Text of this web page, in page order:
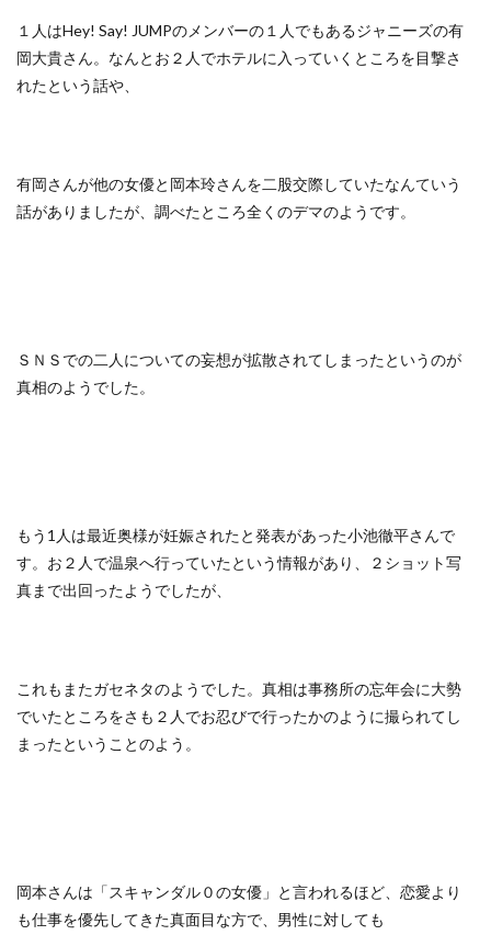
１人はHey! Say! JUMPのメンバーの１人でもあるジャニーズの有
岡大貴さん。なんとお２人でホテルに入っていくところを目撃さ
れたという話や、
有岡さんが他の女優と岡本玲さんを二股交際していたなんていう
話がありましたが、調べたところ全くのデマのようです。
ＳＮＳでの二人についての妄想が拡散されてしまったというのが
真相のようでした。
もう1人は最近奥様が妊娠されたと発表があった小池徹平さんで
す。お２人で温泉へ行っていたという情報があり、２ショット写
真まで出回ったようでしたが、
これもまたガセネタのようでした。真相は事務所の忘年会に大勢
でいたところをさも２人でお忍びで行ったかのように撮られてし
まったということのよう。
岡本さんは「スキャンダル０の女優」と言われるほど、恋愛より
も仕事を優先してきた真面目な方で、男性に対しても